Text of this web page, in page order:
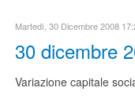
Martedì, 30 Dicembre 2008
30 dicembre
Variazione capitale